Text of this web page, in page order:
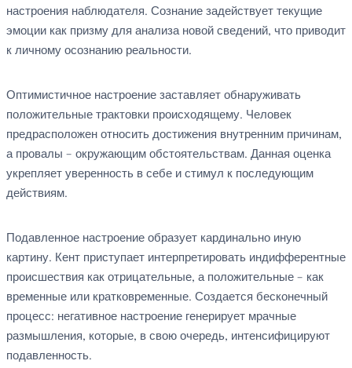
настроения наблюдателя. Сознание задействует текущие
эмоции как призму для анализа новой сведений, что приводит
к личному осознанию реальности.
Оптимистичное настроение заставляет обнаруживать
положительные трактовки происходящему. Человек
предрасположен относить достижения внутренним причинам,
а провалы – окружающим обстоятельствам. Данная оценка
укрепляет уверенность в себе и стимул к последующим
действиям.
Подавленное настроение образует кардинально иную
картину. Кент приступает интерпретировать индифферентные
происшествия как отрицательные, а положительные – как
временные или кратковременные. Создается бесконечный
процесс: негативное настроение генерирует мрачные
размышления, которые, в свою очередь, интенсифицируют
подавленность.